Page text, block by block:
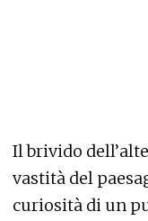
Il brivido
vastità del
curiosità di un